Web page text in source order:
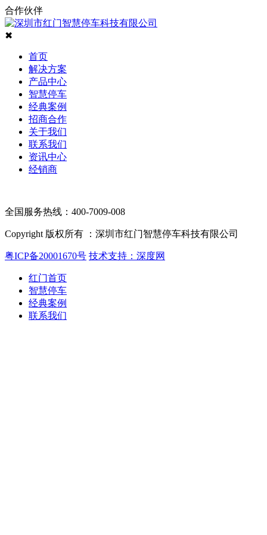
合作伙伴
✖
首页
解决方案
产品中心
智慧停车
经典案例
招商合作
关于我们
联系我们
资讯中心
经销商
全国服务热线：400-7009-008
Copyright 版权所有 ：深圳市红门智慧停车科技有限公司
粤ICP备20001670号 技术支持：深度网
红门首页
智慧停车
经典案例
联系我们